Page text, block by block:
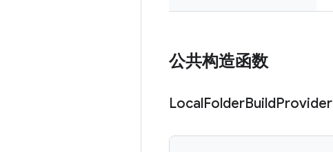
公共构造函数
LocalFolderBuildProvider